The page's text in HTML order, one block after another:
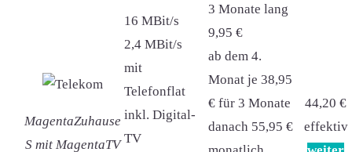
MagentaZuhause
S mit MagentaTV
16 MBit/s
2,4 MBit/s
mit
Telefonflat
inkl. Digital-
TV
3 Monate lang
9,95 €
ab dem 4.
Monat je 38,95
€ für 3 Monate
danach 55,95 €
44,20 €
effektiv